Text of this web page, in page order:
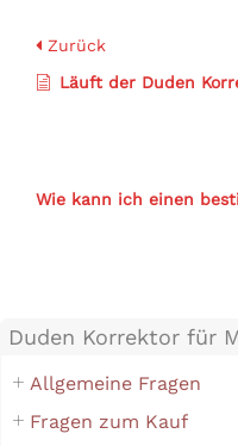
Zurück
Läuft der Duden Korrektor
Duden Korrektor für
Allgemeine Fragen
Fragen zum Kauf